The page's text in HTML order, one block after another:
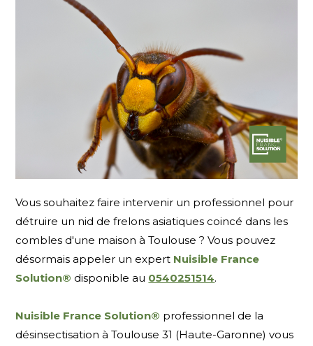
Vous souhaitez faire intervenir un professionnel pour
détruire un nid de frelons asiatiques coincé dans les
combles d'une maison à Toulouse ? Vous pouvez
désormais appeler un expert Nuisible France
Solution® disponible au 0540251514.
Nuisible France Solution® professionnel de la
désinsectisation à Toulouse 31 (Haute-Garonne) vous